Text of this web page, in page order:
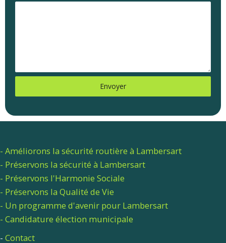
Envoyer
- Améliorons la sécurité routière à Lambersart
- Préservons la sécurité à Lambersart
- Préservons l'Harmonie Sociale
- Préservons la Qualité de Vie
- Un programme d'avenir pour Lambersart
- Candidature élection municipale
- Contact